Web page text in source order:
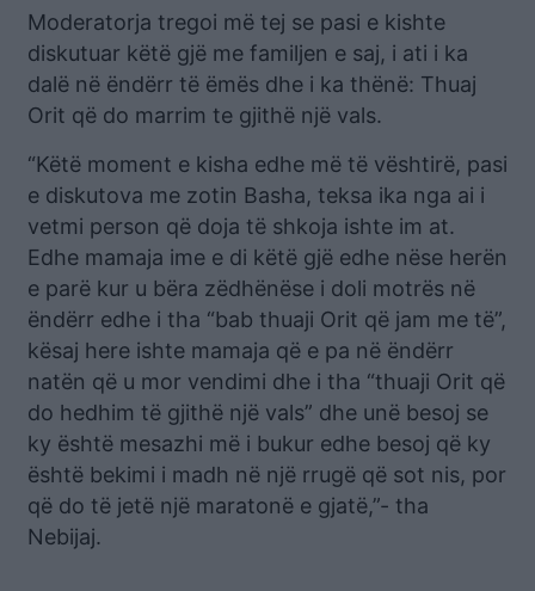
Moderatorja tregoi më tej se pasi e kishte
diskutuar këtë gjë me familjen e saj, i ati i ka
dalë në ëndërr të ëmës dhe i ka thënë: Thuaj
Orit që do marrim te gjithë një vals.
“Këtë moment e kisha edhe më të vështirë, pasi
e diskutova me zotin Basha, teksa ika nga ai i
vetmi person që doja të shkoja ishte im at.
Edhe mamaja ime e di këtë gjë edhe nëse herën
e parë kur u bëra zëdhënëse i doli motrës në
ëndërr edhe i tha “bab thuaji Orit që jam me të”,
kësaj here ishte mamaja që e pa në ëndërr
natën që u mor vendimi dhe i tha “thuaji Orit që
do hedhim të gjithë një vals” dhe unë besoj se
ky është mesazhi më i bukur edhe besoj që ky
është bekimi i madh në një rrugë që sot nis, por
që do të jetë një maratonë e gjatë,”- tha
Nebijaj.